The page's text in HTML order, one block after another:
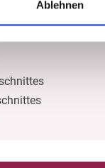
Ablehnen